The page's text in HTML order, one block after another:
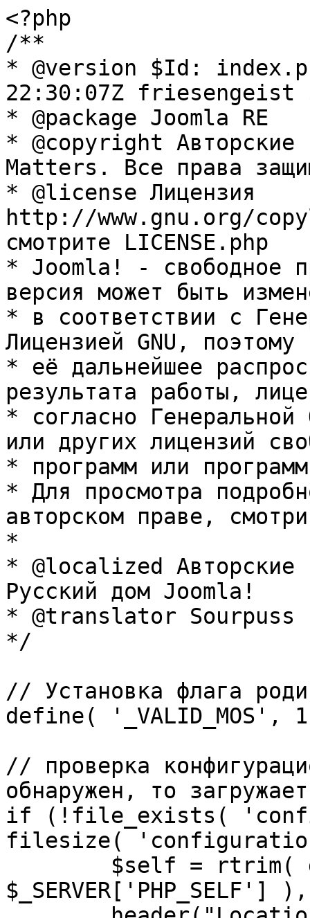
<?php
/**
* @version $Id:
22:30:07Z friesengeist
* @package Joomla RE
* @copyright Авторские
Matters. Все права
* @license Лицензия
http://www.gnu.org/
смотрите LICENSE.php
* Joomla! - свободное
версия может быть
* в соответствии с
Лицензией GNU, поэтому
* её дальнейшее
результата работы,
* согласно Генеральной
или других лицензий
* программ или
* Для просмотра
авторском праве,
*
* @localized Авторские
Русский дом Joomla!
* @translator Sourpuss
*/
// Установка флага
define( '_VALID_MOS',
// проверка
обнаружен, то
if (!file_exists(
filesize(